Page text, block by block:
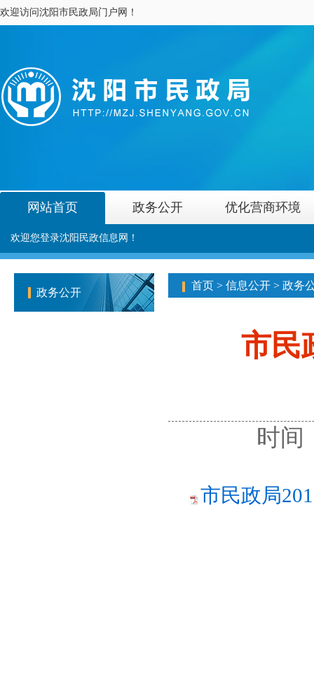
欢迎访问沈阳市民政局门户网！
网站首页 政务公开 优化营商环境
欢迎您登录沈阳民政信息网！
政务公开
首页 > 信息公开 > 政务
市民
时间
市民政局